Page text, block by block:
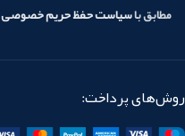
مطابق باسیاست حفظ حریم خصوصی
روش‌های پرداخت: